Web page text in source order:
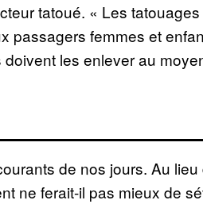
tatoué. « Les
passagers femmes et
les enlever au
de nos jours. Au
ne ferait-il pas mieux de